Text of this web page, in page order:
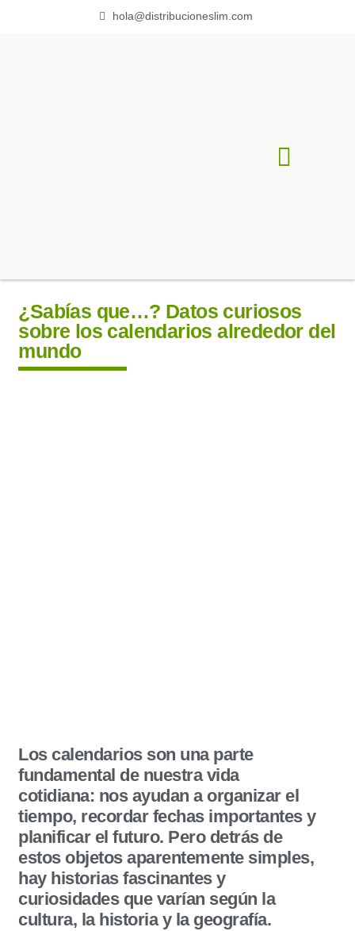
hola@distribucioneslim.com
¿Sabías que…? Datos curiosos
sobre los calendarios alrededor del
mundo
Los calendarios son una parte
fundamental de nuestra vida
cotidiana: nos ayudan a organizar el
tiempo, recordar fechas importantes y
planificar el futuro. Pero detrás de
estos objetos aparentemente simples,
hay historias fascinantes y
curiosidades que varían según la
cultura, la historia y la geografía.